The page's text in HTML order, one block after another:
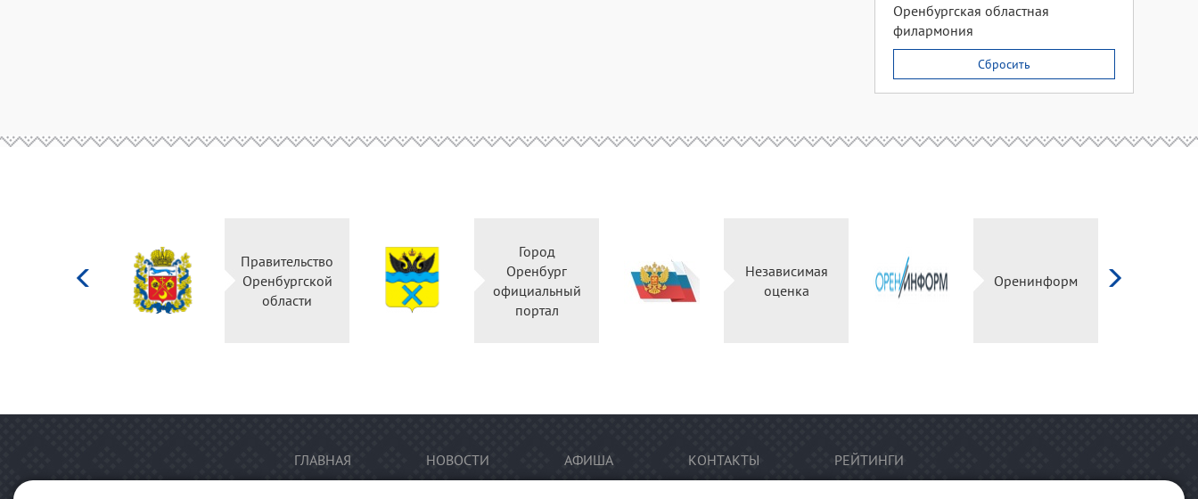
Оренбургская областная
филармония
Сбросить
Правительство
Оренбургской
области
Город
Оренбург
официальный
портал
Независимая
оценка
Оренинформ
ГЛАВНАЯ НОВОСТИ АФИША КОНТАКТЫ РЕЙТИНГИ